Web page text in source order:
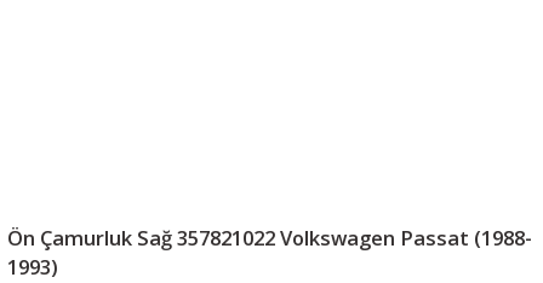
Ön Çamurluk Sağ 357821022 Volkswagen Passat (1988-
1993)